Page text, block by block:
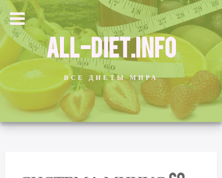
ALL-DIET.INFO
ВСЕ ДИЕТЫ МИРА